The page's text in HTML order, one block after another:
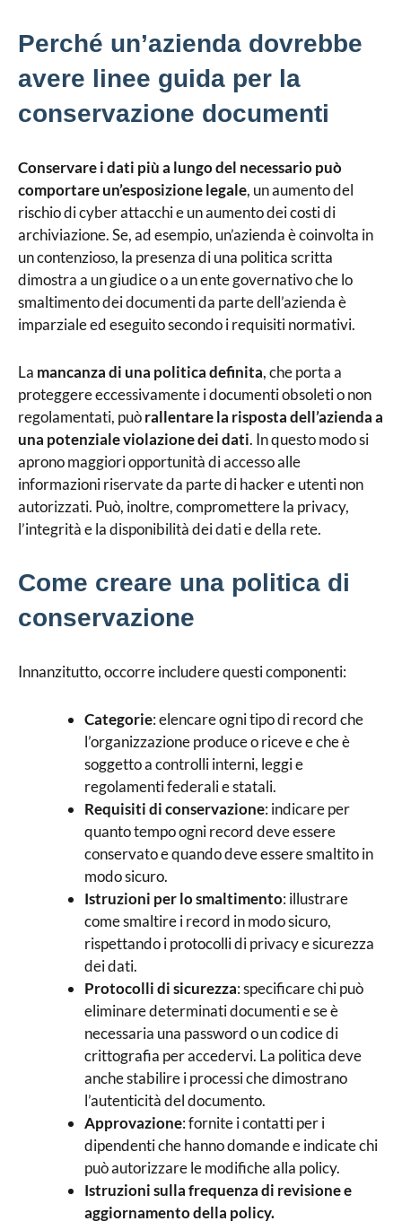
Perché un’azienda dovrebbe
avere linee guida per la
conservazione documenti
Conservare i dati più a lungo del necessario può
comportare un’esposizione legale, un aumento del
rischio di cyber attacchi e un aumento dei costi di
archiviazione. Se, ad esempio, un’azienda è coinvolta in
un contenzioso, la presenza di una politica scritta
dimostra a un giudice o a un ente governativo che lo
smaltimento dei documenti da parte dell’azienda è
imparziale ed eseguito secondo i requisiti normativi.
La mancanza di una politica definita, che porta a
proteggere eccessivamente i documenti obsoleti o non
regolamentati, puòrallentare la risposta dell’azienda a
una potenziale violazione dei dati. In questo modo si
aprono maggiori opportunità di accesso alle
informazioni riservate da parte di hacker e utenti non
autorizzati. Può, inoltre, compromettere la privacy,
l’integrità e la disponibilità dei dati e della rete.
Come creare una politica di
conservazione
Innanzitutto, occorre includere questi componenti:
Categorie: elencare ogni tipo di record che
l’organizzazione produce o riceve e che è
soggetto a controlli interni, leggi e
regolamenti federali e statali.
Requisiti di conservazione: indicare per
quanto tempo ogni record deve essere
conservato e quando deve essere smaltito in
modo sicuro.
Istruzioni per lo smaltimento: illustrare
come smaltire i record in modo sicuro,
rispettando i protocolli di privacy e sicurezza
dei dati.
Protocolli di sicurezza: specificare chi può
eliminare determinati documenti e se è
necessaria una password o un codice di
crittografia per accedervi. La politica deve
anche stabilire i processi che dimostrano
l’autenticità del documento.
Approvazione: fornite i contatti per i
dipendenti che hanno domande e indicate chi
può autorizzare le modifiche alla policy.
Istruzioni sulla frequenza di revisione e
aggiornamento della policy.